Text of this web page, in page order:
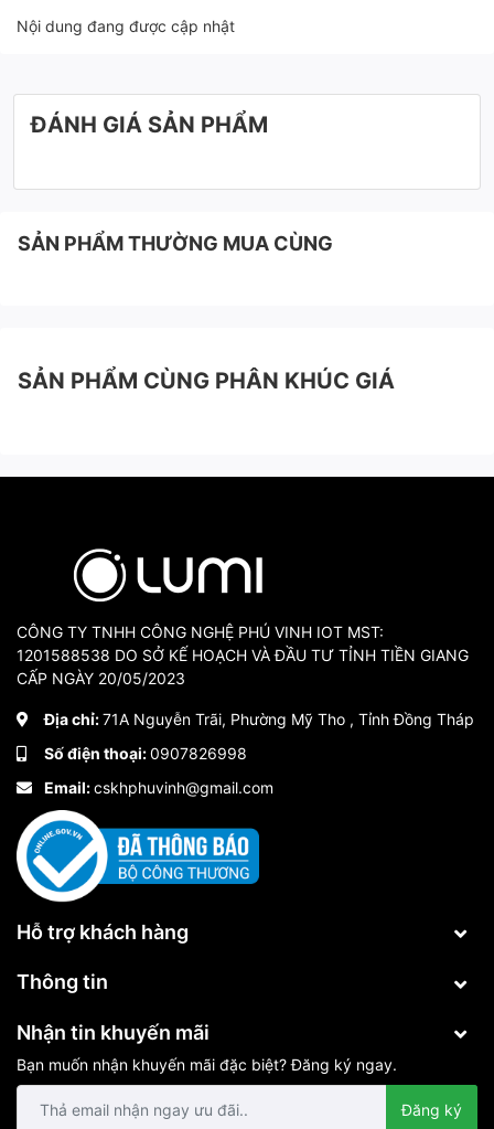
Nội dung đang được cập nhật
ĐÁNH GIÁ SẢN PHẨM
SẢN PHẨM THƯỜNG MUA CÙNG
SẢN PHẨM CÙNG PHÂN KHÚC GIÁ
CÔNG TY TNHH CÔNG NGHỆ PHÚ VINH IOT MST:
1201588538 DO SỞ KẾ HOẠCH VÀ ĐẦU TƯ TỈNH TIỀN GIANG
CẤP NGÀY 20/05/2023
Địa chỉ:71A Nguyễn Trãi, Phường Mỹ Tho , Tỉnh Đồng Tháp
Số điện thoại:0907826998
Email:cskhphuvinh@gmail.com
Hỗ trợ khách hàng
Thông tin
Nhận tin khuyến mãi
Bạn muốn nhận khuyến mãi đặc biệt? Đăng ký ngay.
Đăng ký